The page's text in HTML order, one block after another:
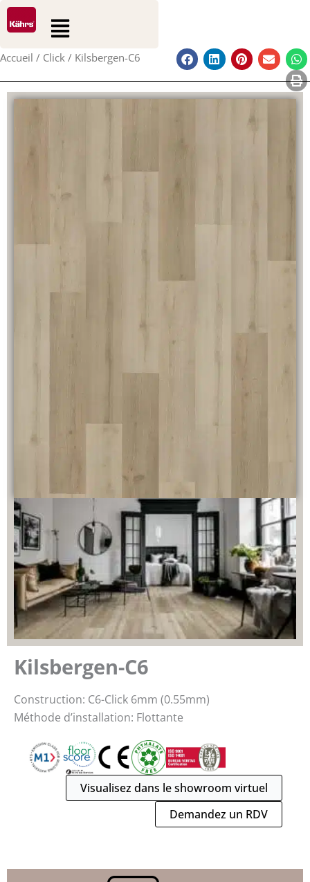
Aller
au
RechercherFlyout
Menu
Accueil / Click / Kilsbergen-C6
Kilsbergen-C6
Construction: C6-Click 6mm (0.55mm)
Méthode d’installation: Flottante
Visualisez dans le showroom virtuel
Demandez un RDV